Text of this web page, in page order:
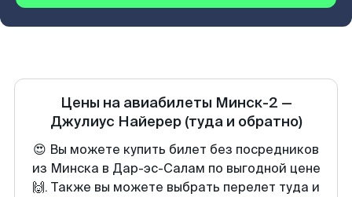
Цены на авиабилеты Минск-2 —
Джулиус Найерер (туда и обратно)
😍 Вы можете купить билет без посредников
из Минска в Дар-эс-Салам по выгодной цене
🙌. Также вы можете выбрать перелет туда и